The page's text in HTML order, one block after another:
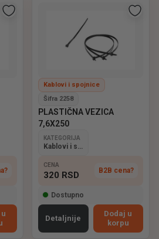
Kablovi i spojnice
Šifra 2258
PLASTIČNA VEZICA
7,6X250
KATEGORIJA
CENA
320 RSD B2B cena?
Dostupno
Detaljnije
Dodaj u
korpu